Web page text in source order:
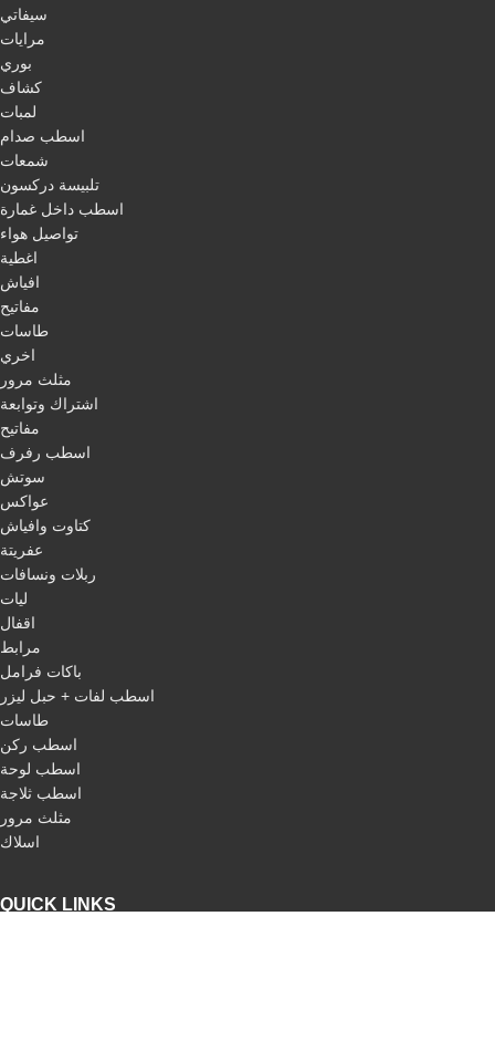
سيفاتي
مرايات
بوري
كشاف
لمبات
اسطب صدام
شمعات
تلبيسة دركسون
اسطب داخل غمارة
تواصيل هواء
اغطية
افياش
مفاتيح
طاسات
اخري
مثلث مرور
اشتراك وتوابعة
مفاتيح
اسطب رفرف
سوتش
عواكس
كتاوت وافياش
عفريتة
ربلات ونسافات
ليات
اقفال
مرابط
باكات فرامل
اسطب لفات + حبل ليزر
طاسات
اسطب ركن
اسطب لوحة
اسطب ثلاجة
مثلث مرور
اسلاك
QUICK LINKS